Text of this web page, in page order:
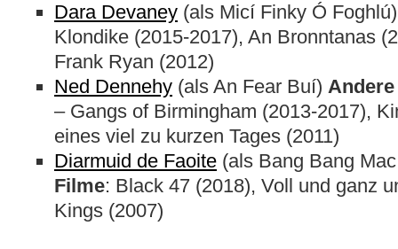
Dara Devaney (als Micí Finky Ó
Klondike (2015-2017), An Bronntanas
Frank Ryan (2012)
Ned Dennehy (als An Fear Buí)
– Gangs of Birmingham (2013-2017),
eines viel zu kurzen Tages (2011)
Diarmuid de Faoite (als Bang Bang
Filme: Black 47 (2018), Voll und ganz
Kings (2007)